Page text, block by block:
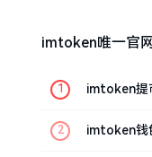
imtoken唯一官网
imtoken提
imtoken钱